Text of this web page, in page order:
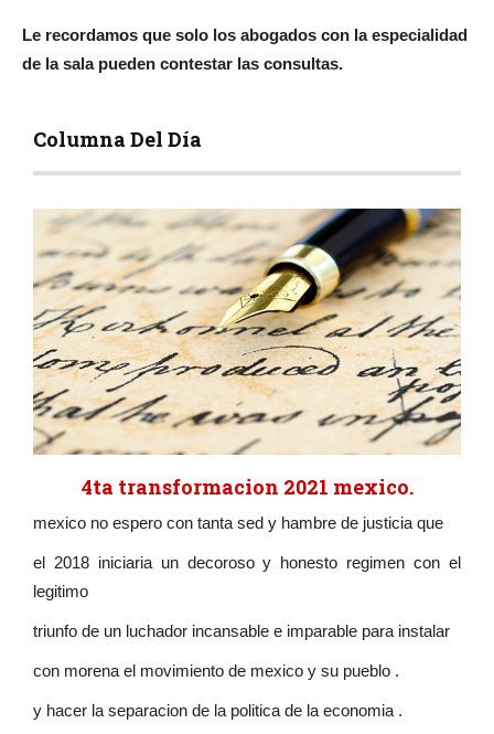
Le recordamos que solo los abogados con la especialidad
de la sala pueden contestar las consultas.
Columna Del Día
4ta transformacion 2021 mexico.
mexico no espero con tanta sed y hambre de justicia que
el 2018 iniciaria un decoroso y honesto regimen con el
legitimo
triunfo de un luchador incansable e imparable para instalar
con morena el movimiento de mexico y su pueblo .
y hacer la separacion de la politica de la economia .